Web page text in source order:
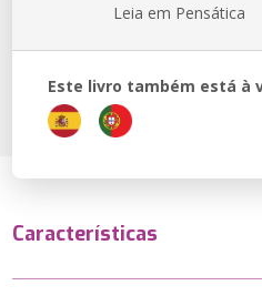
Leia em Pensática
Este livro também está à
Características